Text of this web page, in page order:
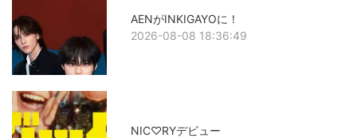
AENがINKIGAYOに！
2026-08-08 18:36:49
NIC♡RYデビュー